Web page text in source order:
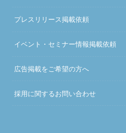
プレスリリース掲載依頼
イベント・セミナー情報掲載依頼
広告掲載をご希望の方へ
採用に関するお問い合わせ